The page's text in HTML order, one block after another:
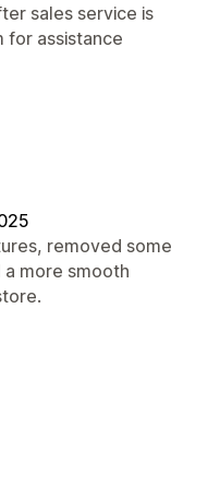
sales service is
for assistance
removed some
more smooth